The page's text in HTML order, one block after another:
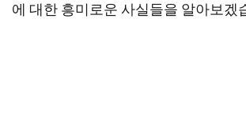
에 대한 흥미로운 사실들을 알아보겠